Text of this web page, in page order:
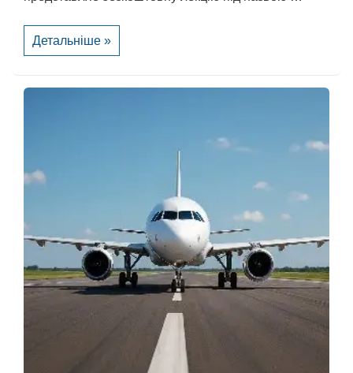
День
пам’яті
Детальніше »